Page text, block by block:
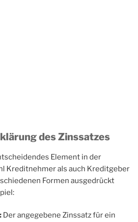
des Zinssatzes
Element in der
Kreditnehmer als auch Kreditgeber
Formen ausgedrückt
: Der angegebene Zinssatz für ein